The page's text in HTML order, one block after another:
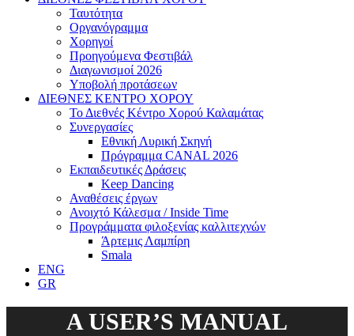
Ταυτότητα
Οργανόγραμμα
Χορηγοί
Προηγούμενα Φεστιβάλ
Διαγωνισμοί 2026
Υποβολή προτάσεων
ΔΙΕΘΝΕΣ ΚΕΝΤΡΟ ΧΟΡΟΥ
Το Διεθνές Κέντρο Χορού Καλαμάτας
Συνεργασίες
Εθνική Λυρική Σκηνή
Πρόγραμμα CANAL 2026
Εκπαιδευτικές Δράσεις
Keep Dancing
Αναθέσεις έργων
Ανοιχτό Κάλεσμα / Inside Time
Προγράμματα φιλοξενίας καλλιτεχνών
Άρτεμις Λαμπίρη
Smala
ENG
GR
A USER’S MANUAL